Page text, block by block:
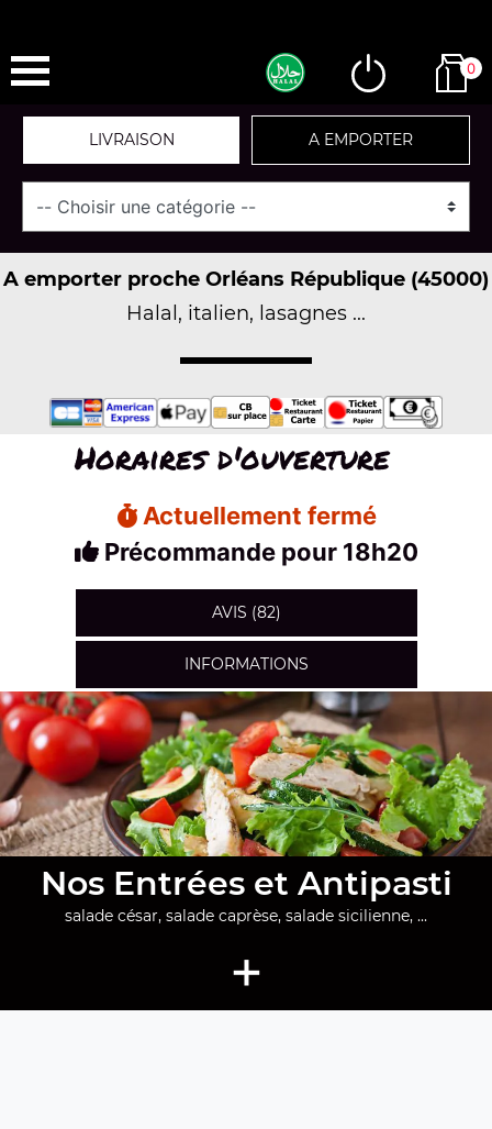
0
LIVRAISON A EMPORTER
A emporter proche Orléans République (45000)
Halal, italien, lasagnes ...
Horaires d'ouverture
Actuellement fermé
Précommande pour 18h20
AVIS (82)
INFORMATIONS
Nos Entrées et Antipasti
salade césar, salade caprèse, salade sicilienne, ...
+